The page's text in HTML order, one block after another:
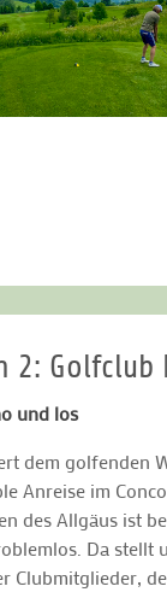
2:
und los
dem golfenden
Anreise im
des Allgäus ist
Da stellt
Clubmitglieder,